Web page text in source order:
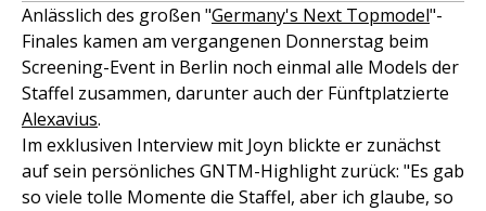
Anlässlich des großen "Germany's Next Topmodel"-
Finales kamen am vergangenen Donnerstag beim
Screening-Event in Berlin noch einmal alle Models der
Staffel zusammen, darunter auch der Fünftplatzierte
Alexavius.
Im exklusiven Interview mit Joyn blickte er zunächst
auf sein persönliches GNTM-Highlight zurück: "Es gab
so viele tolle Momente die Staffel, aber ich glaube, so